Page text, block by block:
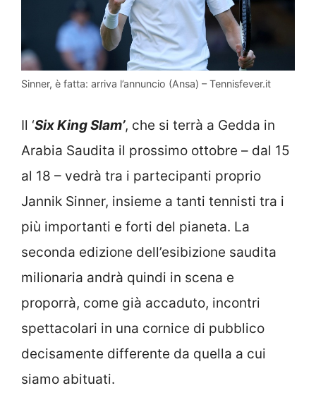
Sinner, è fatta: arriva l’annuncio (Ansa) – Tennisfever.it
Il ‘Six King Slam’, che si terrà a Gedda in
Arabia Saudita il prossimo ottobre – dal 15
al 18 – vedrà tra i partecipanti proprio
Jannik Sinner, insieme a tanti tennisti tra i
più importanti e forti del pianeta. La
seconda edizione dell’esibizione saudita
milionaria andrà quindi in scena e
proporrà, come già accaduto, incontri
spettacolari in una cornice di pubblico
decisamente differente da quella a cui
siamo abituati.